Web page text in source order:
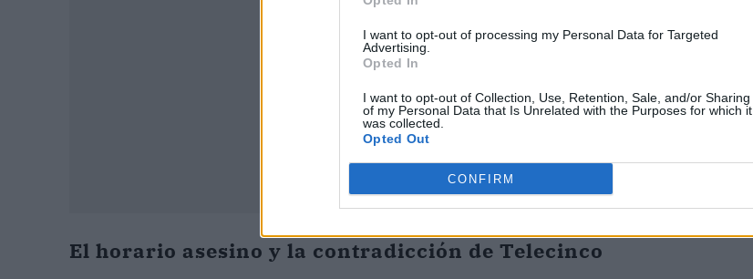
I want to opt-out of processing my Personal Data for Targeted
Advertising.
Opted In
I want to opt-out of Collection, Use, Retention, Sale, and/or Sharing
of my Personal Data that Is Unrelated with the Purposes for which it
was collected.
Opted Out
CONFIRM
El horario asesino y la contradicción de Telecinco